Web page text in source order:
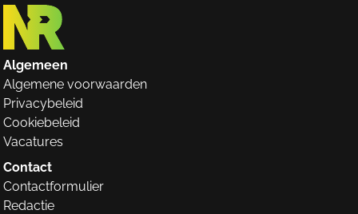
Algemeen
Algemene voorwaarden
Privacybeleid
Cookiebeleid
Vacatures
Contact
Contactformulier
Redactie